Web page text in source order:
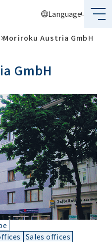
Language
Moriroku Austria GmbH
GmbH
Sales offices